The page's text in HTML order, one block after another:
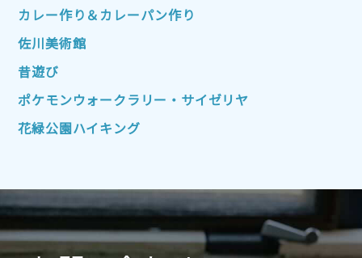
2022年10月 2022年9月
2022年7月
2022年4月
2022年1月 2021年12月 2021年11月
2021年10月 2021年9月
2021年1月 2020年12月 2020年11月
2020年10月 2020年9月 2020年8月
カレー作り＆カレーパン作り
佐川美術館
昔遊び
ポケモンウォークラリー・サイゼリヤ
花緑公園ハイキング